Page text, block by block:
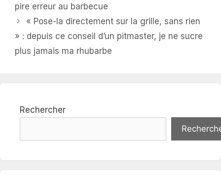
pire erreur au barbecue
« Pose-la directement sur la grille, sans rien
» : depuis ce conseil d’un pitmaster, je ne sucre
plus jamais ma rhubarbe
Rechercher